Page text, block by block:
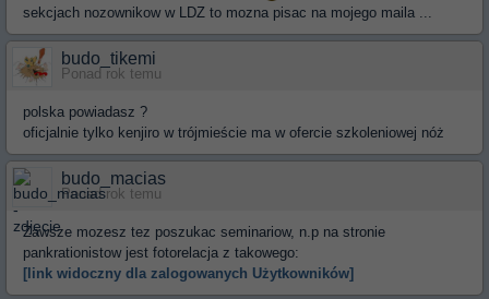
sekcjach nozownikow w LDZ to mozna pisac na mojego maila ...
budo_tikemi
Ponad rok temu
polska powiadasz ?
oficjalnie tylko kenjiro w trójmieście ma w ofercie szkoleniowej nóż
budo_macias
Ponad rok temu
Zawsze mozesz tez poszukac seminariow, n.p na stronie
pankrationistow jest fotorelacja z takowego:
[link widoczny dla zalogowanych Użytkowników]